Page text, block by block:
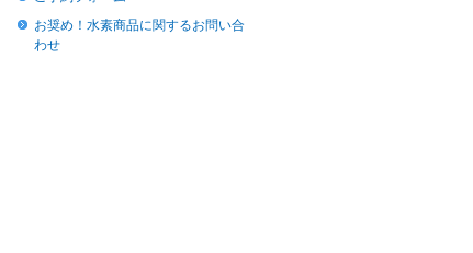
お奨め！水素商品に関するお問い合
わせ